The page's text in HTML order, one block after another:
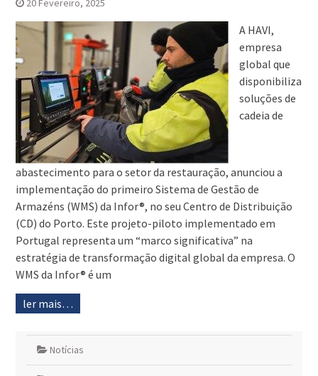
20 Fevereiro, 2025
A HAVI,
empresa
global que
disponibiliza
soluções de
cadeia de
abastecimento para o setor da restauração, anunciou a
implementação do primeiro Sistema de Gestão de
Armazéns (WMS) da Infor®, no seu Centro de Distribuição
(CD) do Porto. Este projeto-piloto implementado em
Portugal representa um “marco significativa” na
estratégia de transformação digital global da empresa. O
WMS da Infor® é um
ler mais…
Notícias